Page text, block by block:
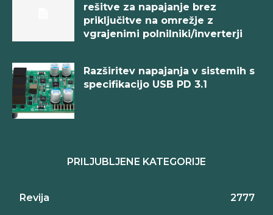
rešitve za napajanje brez
priključitve na omrežje z
vgrajenimi polnilniki/inverterji
Razširitev napajanja v sistemih s
specifikacijo USB PD 3.1
PRILJUBLJENE KATEGORIJE
Revija 2777